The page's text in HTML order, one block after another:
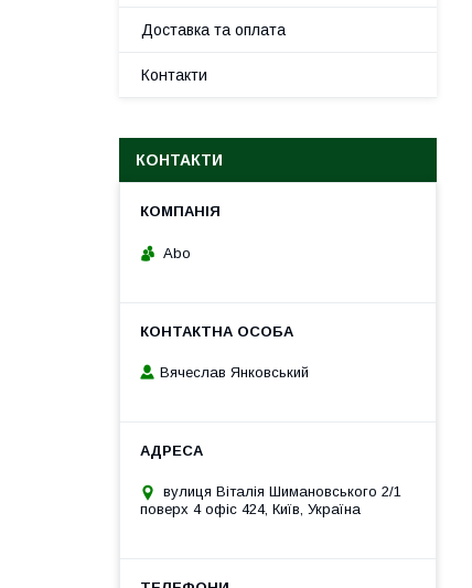
Доставка та оплата
Контакти
КОНТАКТИ
Abo
Вячеслав Янковський
вулиця Віталія Шимановського 2/1
поверх 4 офіс 424, Київ, Україна